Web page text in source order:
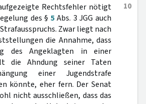
10
Rechtsfehler nötigt
des § 5Abs. 3 JGG auch
Zwar liegt nach
die Annahme, dass
des Angeklagten in einer
die Ahndung seiner Taten
einer Jugendstrafe
könnte, eher fern. Der Senat
nicht ausschließen, dass das